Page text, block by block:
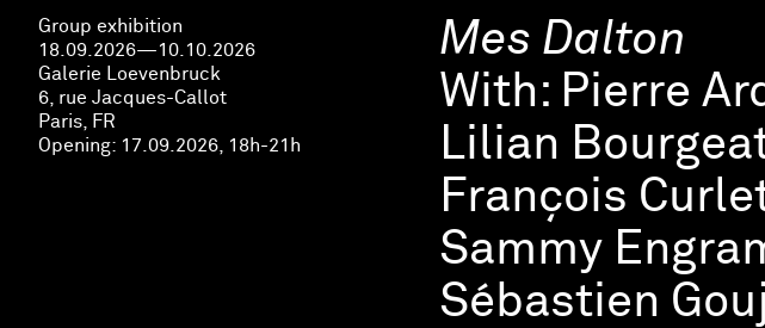
Mes Dalton
With: Pierre
Lilian
François
Sammy
Sébastien
Group exhibition
18.09.2026—10.10.2026
Galerie Loevenbruck
6, rue Jacques-Callot
Paris, FR
Opening: 17.09.2026, 18h-21h